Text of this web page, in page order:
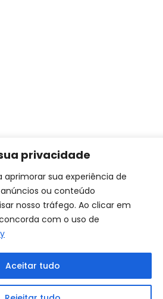
privacidade
aprimorar sua experiência de
ou conteúdo
nosso tráfego. Ao clicar em
com o uso de
Aceitar tudo